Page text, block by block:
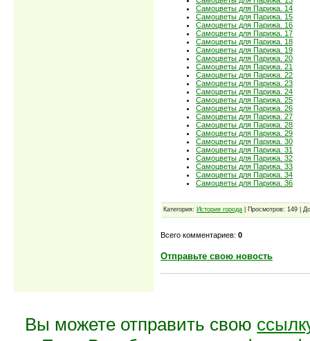
Самоцветы для Парижа. 14
Самоцветы для Парижа. 15
Самоцветы для Парижа. 16
Самоцветы для Парижа. 17
Самоцветы для Парижа. 18
Самоцветы для Парижа. 19
Самоцветы для Парижа. 20
Самоцветы для Парижа. 21
Самоцветы для Парижа. 22
Самоцветы для Парижа. 23
Самоцветы для Парижа. 24
Самоцветы для Парижа. 25
Самоцветы для Парижа. 26
Самоцветы для Парижа. 27
Самоцветы для Парижа. 28
Самоцветы для Парижа. 29
Самоцветы для Парижа. 30
Самоцветы для Парижа. 31
Самоцветы для Парижа. 32
Самоцветы для Парижа. 33
Самоцветы для Парижа. 34
Самоцветы для Парижа. 36
Категория: История города | Просмотров: 149 |
Всего комментариев: 0
Отправьте свою новость
Вы можете отправить свою